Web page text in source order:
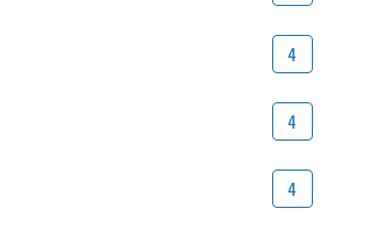
4
4
4